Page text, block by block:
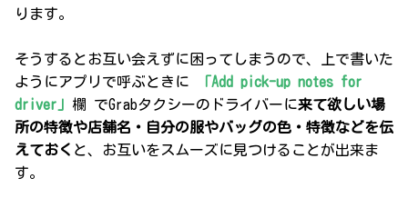
ります。
そうするとお互い会えずに困ってしまうので、上で書いた
ようにアプリで呼ぶときに
「Add pick-up notes for
driver」 欄 でGrabタクシーのドライバーに来て欲しい場
所の特徴や店舗名・自分の服やバッグの色・特徴などを伝
えておく と、お互いをスムーズに見つけることが出来ま
す。